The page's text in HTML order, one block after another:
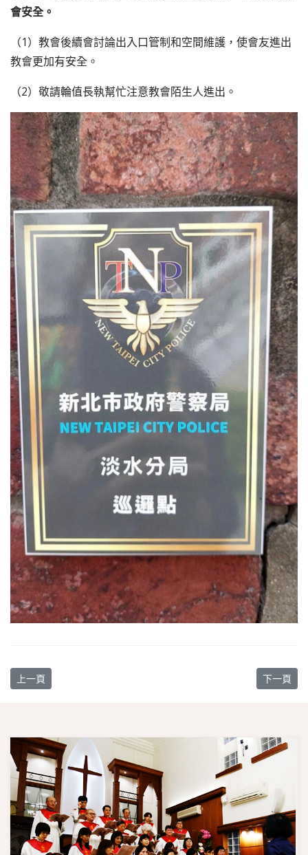
會安全。
（1）教會後續會討論出入口管制和空間維護，使會友進出
教會更加有安全。
（2）敬請輪值長執幫忙注意教會陌生人進出。
上一篇文章: 【教會消息】徵求2023年月曆畫作稿件
上一頁 下一篇文
下一頁